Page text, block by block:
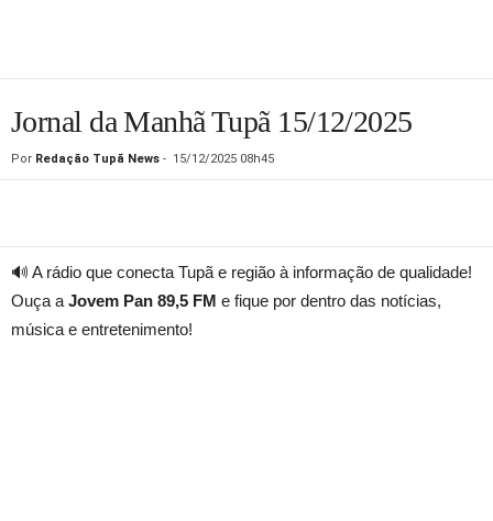
Jornal da Manhã Tupã 15/12/2025
Por Redação Tupã News - 15/12/2025 08h45
🔊 A rádio que conecta Tupã e região à informação de qualidade!
Ouça a Jovem Pan 89,5 FM e fique por dentro das notícias,
música e entretenimento!